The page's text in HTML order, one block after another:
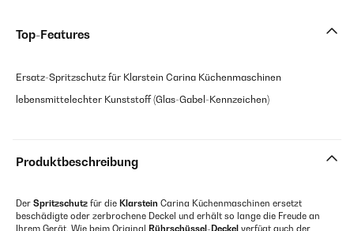
Top-Features
Ersatz-Spritzschutz für Klarstein Carina Küchenmaschinen
lebensmittelechter Kunststoff (Glas-Gabel-Kennzeichen)
Produktbeschreibung
Der Spritzschutz für die Klarstein Carina Küchenmaschinen ersetzt
beschädigte oder zerbrochene Deckel und erhält so lange die Freude an
Ihrem Gerät. Wie beim Original
Rührschüssel-Deckel verfügt auch der